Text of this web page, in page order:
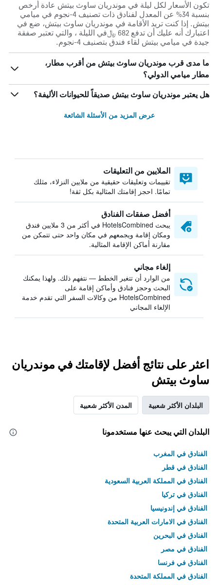
تكون الأسعار لكل ليلة في موندريان ساوث بيتش عادة أرخص
بنسبة 34% عن المعدل لفنادق ذات تصنيف 4-نجوم في ميامي
بيتش. إذا كنت تريد الأقامة في موندريان ساوث بيتش، ضع في
اعتبارك أنه عليك أن تدفع 682 ﷼في الليلة ، والتي تعتبر صفقة
جيدة في ميامي بيتش لقاء فندق بتصنيف 4-نجوم.
ما مدى قرب موندريان ساوث بيتش من أقرب مطار،
مطار ميامي الدولي؟
هل يعتبر موندريان ساوث بيتش صديقاً للحيوانات الأليفة؟
عرض المزيد من الأسئلة الشائعة
الملايين من التعليقات
تقييمات وتعليقات حقيقية من ملايين النزلاء، مثلك
تمامًا. احجز إقامتك المثالية بكل ثقة!
أفضل صفقات الفنادق
يبحث HotelsCombined في أكثر من 3 ملايين فندق
ومكان إقامة ويجمعهم في مكان واحد حتى تتمكن من
مقارنة أماكن الإقامة المثالية.
إلغاء مجاني
من الوارد أن تتغير الخطط — نتفهم ذلك. ولهذا يمكنك
البحث وحجز فنادق وأماكن إقامة على
HotelsCombined من وكالات السفر التي تقدم خدمة
الإلغاء المجاني
اعثر على نتائج أفضل لإقامتك في موندريان
ساوث بيتش
البلدان الأكثر شعبية المدن الأكثر شعبية
البلدان التي يبحث عنها مستخدمونا
الفنادق في المغرب
الفنادق في قطر
الفنادق في المملكة العربية السعودية
الفنادق في تركيا
الفنادق في إندونيسيا
الفنادق في الامارات العربية المتحدة
الفنادق في البحرين
الفنادق في مصر
الفنادق في فرنسا
الفنادق في المملكة المتحدة